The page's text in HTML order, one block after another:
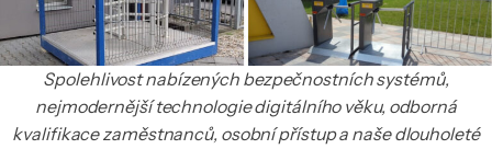
Spolehlivost nabízených bezpečnostních systémů,
nejmodernější technologie digitálního věku, odborná
kvalifikace zaměstnanců, osobní přístup a naše dlouholeté